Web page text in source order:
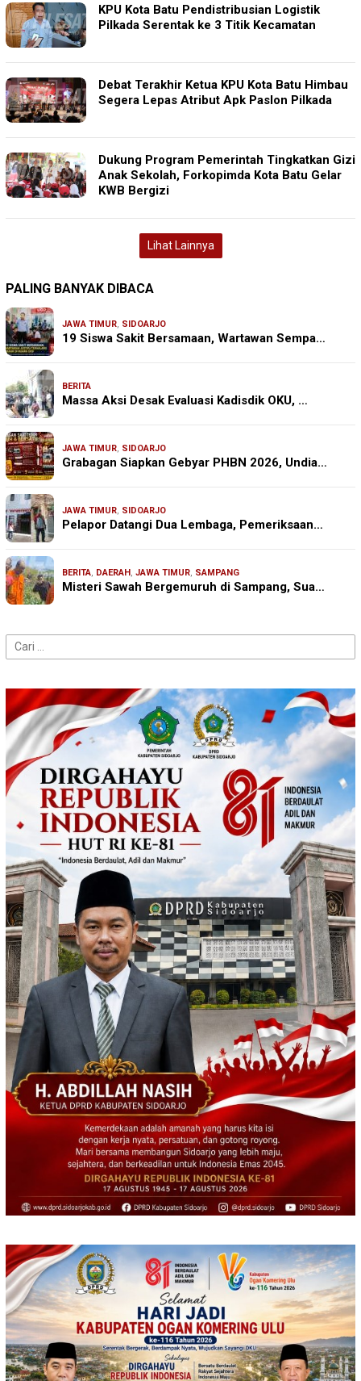
KPU Kota Batu Pendistribusian Logistik
Pilkada Serentak ke 3 Titik Kecamatan
Debat Terakhir Ketua KPU Kota Batu Himbau
Segera Lepas Atribut Apk Paslon Pilkada
Dukung Program Pemerintah Tingkatkan Gizi
Anak Sekolah, Forkopimda Kota Batu Gelar
KWB Bergizi
Lihat Lainnya
PALING BANYAK DIBACA
JAWA TIMUR, SIDOARJO
19 Siswa Sakit Bersamaan, Wartawan Sempa…
BERITA
Massa Aksi Desak Evaluasi Kadisdik OKU, …
JAWA TIMUR, SIDOARJO
Grabagan Siapkan Gebyar PHBN 2026, Undia…
JAWA TIMUR, SIDOARJO
Pelapor Datangi Dua Lembaga, Pemeriksaan…
BERITA, DAERAH , JAWA TIMUR, SAMPANG
Misteri Sawah Bergemuruh di Sampang, Sua…
Cari
untuk: